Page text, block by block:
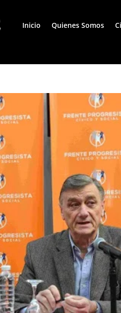
Inicio Quienes Somos